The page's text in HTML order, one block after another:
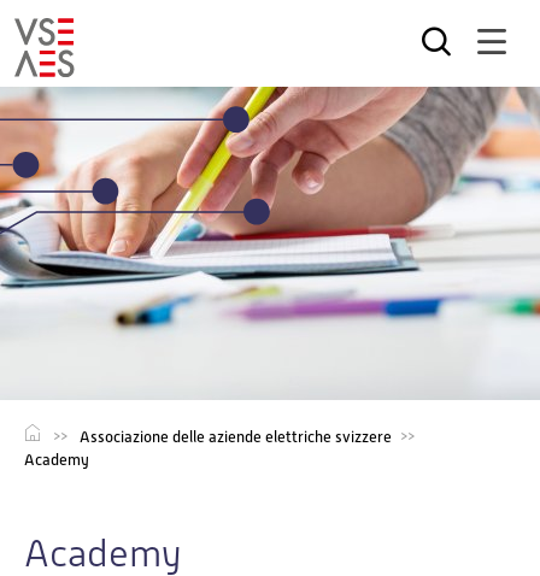
Salta
al
contenuto
principale
Associazione delle aziende elettriche svizzere
Academy
Academy